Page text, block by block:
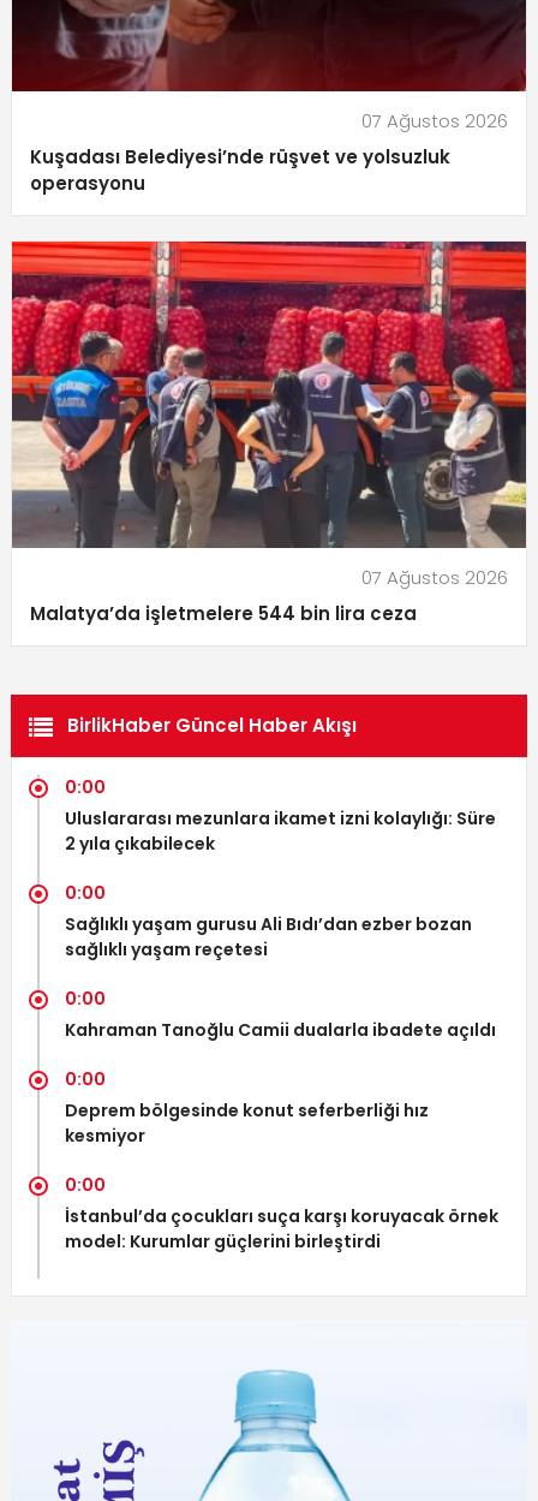
07 Ağustos 2026
Kuşadası Belediyesi’nde rüşvet ve yolsuzluk
operasyonu
07 Ağustos 2026
Malatya’da işletmelere 544 bin lira ceza
BirlikHaber Güncel Haber Akışı
0:00
Uluslararası mezunlara ikamet izni kolaylığı: Süre
2 yıla çıkabilecek
0:00
Sağlıklı yaşam gurusu Ali Bıdı’dan ezber bozan
sağlıklı yaşam reçetesi
0:00
Kahraman Tanoğlu Camii dualarla ibadete açıldı
0:00
Deprem bölgesinde konut seferberliği hız
kesmiyor
0:00
İstanbul’da çocukları suça karşı koruyacak örnek
model: Kurumlar güçlerini birleştirdi